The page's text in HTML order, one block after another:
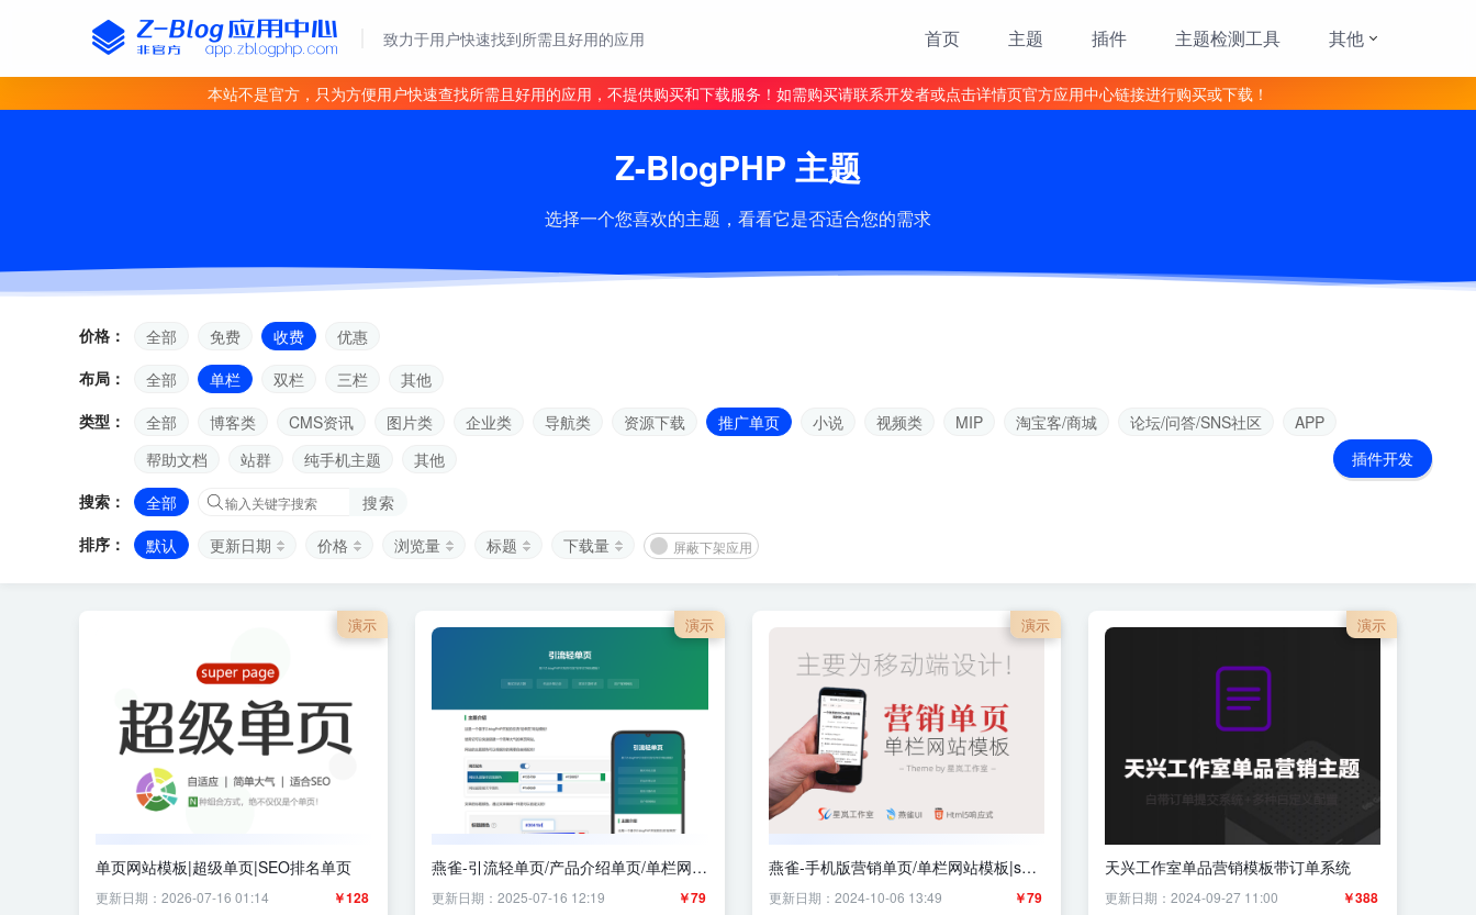
致力于用户快速找到所需且好用的应用 首页 主题 插件 主题检测工具 其他
本站不是官方，只为方便用户快速查找所需且好用的应用，不提供购买和下载服务！如需购买请联系开发者或点击详情页官方应用中心链接进行购买或下载！
Z-BlogPHP 主题
选择一个您喜欢的主题，看看它是否适合您的需求
价格： 全部 免费 收费
优惠
布局：
全部 单栏 双栏 三栏
其他
类型：
全部 博客类 CMS资讯 图片类 企业类 导航类 资源下载 推广单页 小说 视频类 MIP 淘宝客/商城 论坛/问答/SNS社区
APP
帮助文档
站群 纯手机主题
其他
搜索：
全部
搜索
排序：
默认 更新日期 价格 浏览量 标题 下载量 屏蔽下架应用
演示
单页网站模板|超级单页|SEO排名单页
￥128
更新日期：2026-07-16 01:14
演示
燕雀-引流轻单页/产品介绍单页/单栏网站
模板
￥79
更新日期：2025-07-16 12:19
演示
燕雀-手机版营销单页/单栏网站模板|seo
单页
￥79
更新日期：2024-10-06 13:49
演示
天兴工作室单品营销模板带订单系统
￥388
更新日期：2024-09-27 11:00
插件开发